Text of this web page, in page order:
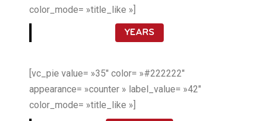
color_mode= »title_like »]
YEARS
[vc_pie value= »35″ color= »#222222″
appearance= »counter » label_value= »42″
color_mode= »title_like »]